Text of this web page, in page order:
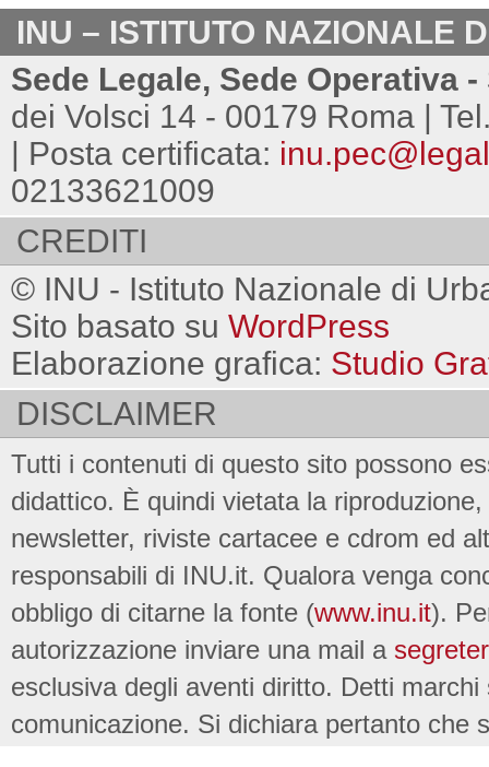
INU – ISTITUTO NAZIONALE
Sede Legale, Sede Operativa
dei Volsci 14 - 00179 Roma |
| Posta certificata:
02133621009
CREDITI
© INU - Istituto Nazionale di
Sito basato su WordPress
Elaborazione grafica: Studio
DISCLAIMER
Tutti i contenuti di questo sito possono
didattico. È quindi vietata la
newsletter, riviste cartacee e cdrom ed
responsabili di INU.it. Qualora venga
obbligo di citarne la fonte (www.inu.it).
autorizzazione inviare una mail a
esclusiva degli aventi diritto. Detti
comunicazione. Si dichiara pertanto che